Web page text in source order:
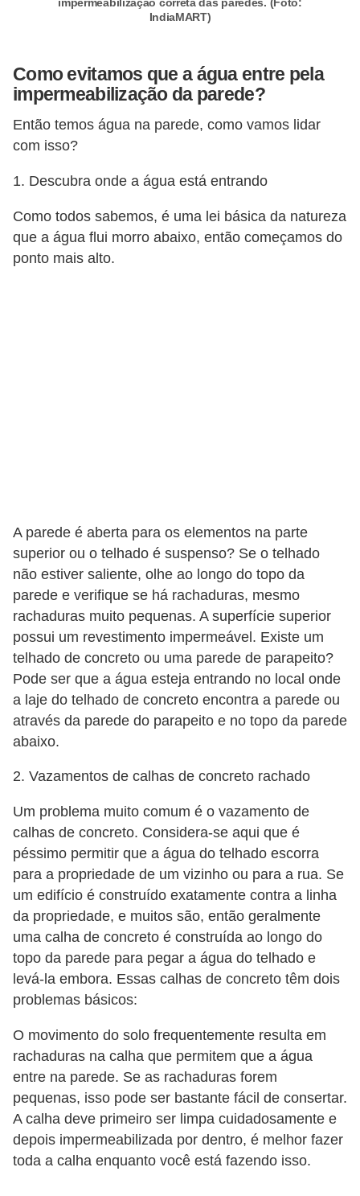
IndiaMART)
Como evitamos que a água entre pela
impermeabilização da parede?
Então temos água na parede, como vamos lidar
com isso?
1. Descubra onde a água está entrando
Como todos sabemos, é uma lei básica da natureza
que a água flui morro abaixo, então começamos do
ponto mais alto.
A parede é aberta para os elementos na parte
superior ou o telhado é suspenso? Se o telhado
não estiver saliente, olhe ao longo do topo da
parede e verifique se há rachaduras, mesmo
rachaduras muito pequenas. A superfície superior
possui um revestimento impermeável. Existe um
telhado de concreto ou uma parede de parapeito?
Pode ser que a água esteja entrando no local onde
a laje do telhado de concreto encontra a parede ou
através da parede do parapeito e no topo da parede
abaixo.
2. Vazamentos de calhas de concreto rachado
Um problema muito comum é o vazamento de
calhas de concreto. Considera-se aqui que é
péssimo permitir que a água do telhado escorra
para a propriedade de um vizinho ou para a rua. Se
um edifício é construído exatamente contra a linha
da propriedade, e muitos são, então geralmente
uma calha de concreto é construída ao longo do
topo da parede para pegar a água do telhado e
levá-la embora. Essas calhas de concreto têm dois
problemas básicos:
O movimento do solo frequentemente resulta em
rachaduras na calha que permitem que a água
entre na parede. Se as rachaduras forem
pequenas, isso pode ser bastante fácil de consertar.
A calha deve primeiro ser limpa cuidadosamente e
depois impermeabilizada por dentro, é melhor fazer
toda a calha enquanto você está fazendo isso.
o
m
í
n
o
s